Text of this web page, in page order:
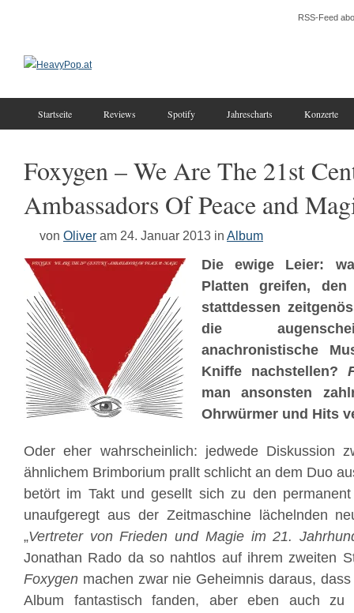
RSS-Feed
Startseite Reviews Spotify Jahrescharts Konzerte
Foxygen – We Are The 21st
Ambassadors Of Peace and
von Oliver am 24. Januar 2013 in Album
Die ewige Leier:
Platten greifen, den
stattdessen
die
anachronistische
Kniffe nachstellen?
man ansonsten
Ohrwürmer und Hits
Oder eher wahrscheinlich: jedwede Diskussion
ähnlichem Brimborium prallt schlicht an dem Duo
betört im Takt und gesellt sich zu den
unaufgeregt aus der Zeitmaschine lächelnden
„Vertreter von Frieden und Magie im 21.
Jonathan Rado da so nahtlos auf ihrem zweiten
Foxygen machen zwar nie Geheimnis daraus,
Album fantastisch fanden, aber eben auch zu